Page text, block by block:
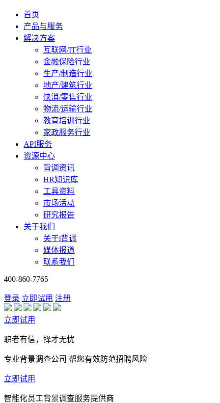
首页
产品与服务
解决方案
互联网/IT行业
金融保险行业
生产/制造行业
地产/建筑行业
快消/零售行业
物流/运输行业
教育培训行业
家政服务行业
API服务
资源中心
背调资讯
HR知识库
工具资料
市场活动
研究报告
关于我们
关于i背调
媒体报道
联系我们
400-860-7765
登录 立即试用 注册
立即试用
职者有信，择才无忧
专业背景调查公司 帮您有效防范招聘风险
立即试用
智能化员工背景调查服务提供商